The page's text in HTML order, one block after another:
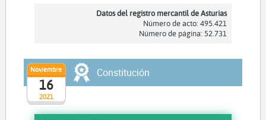
Datos del registro mercantil de Asturias
Número de acto: 495.421
Número de página: 52.731
2021
Noviembre
16
Constitución